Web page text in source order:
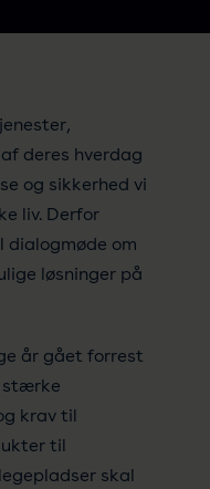
deres hverdag
og sikkerhed vi
liv. Derfor
dialogmøde om
løsninger på
år gået forrest
stærke
krav til
til
skal